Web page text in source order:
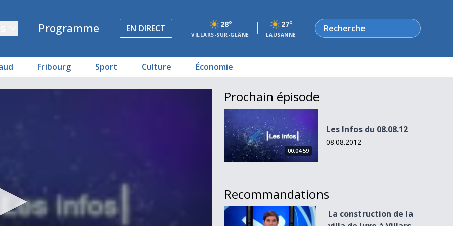
Programme EN DIRECT 28°
VILLARS-SUR-GLÂNE
27°
LAUSANNE
Rechercher
Fribourg Sport Culture Économie
Prochain épisode
Les Infos du 08.08.12
00:04:59
Les Infos du 08.08.12
08.08.2012
Recommandations
La construction de la villa de luxe à Villars est bloquée
La construction de la